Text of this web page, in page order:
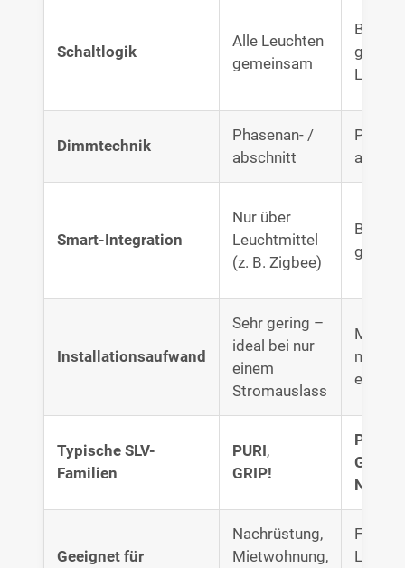
Schaltlogik
Alle Leuchten
gemeinsam
Bis zu
Dimmtechnik
Phasenan- /
abschnitt
Smart-Integration
Nur über
Leuchtmittel
(z. B. Zigbee)
Installationsaufwand
Sehr gering –
ideal bei nur
einem
Stromauslass
Mittel
Typische SLV-
Familien
PURI,
GRIP!
PURI
GRIP!
Geeignet für
Nachrüstung,
Mietwohnung,
Flexible